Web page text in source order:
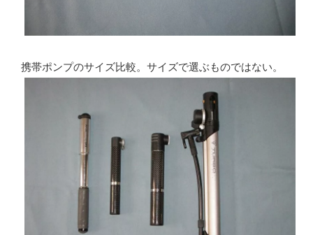
携帯ポンプのサイズ比較。サイズで選ぶものではない。